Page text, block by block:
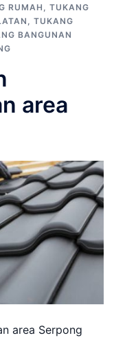
RUMAH , TUKANG
, TUKANG
BANGUNAN
area
area Serpong